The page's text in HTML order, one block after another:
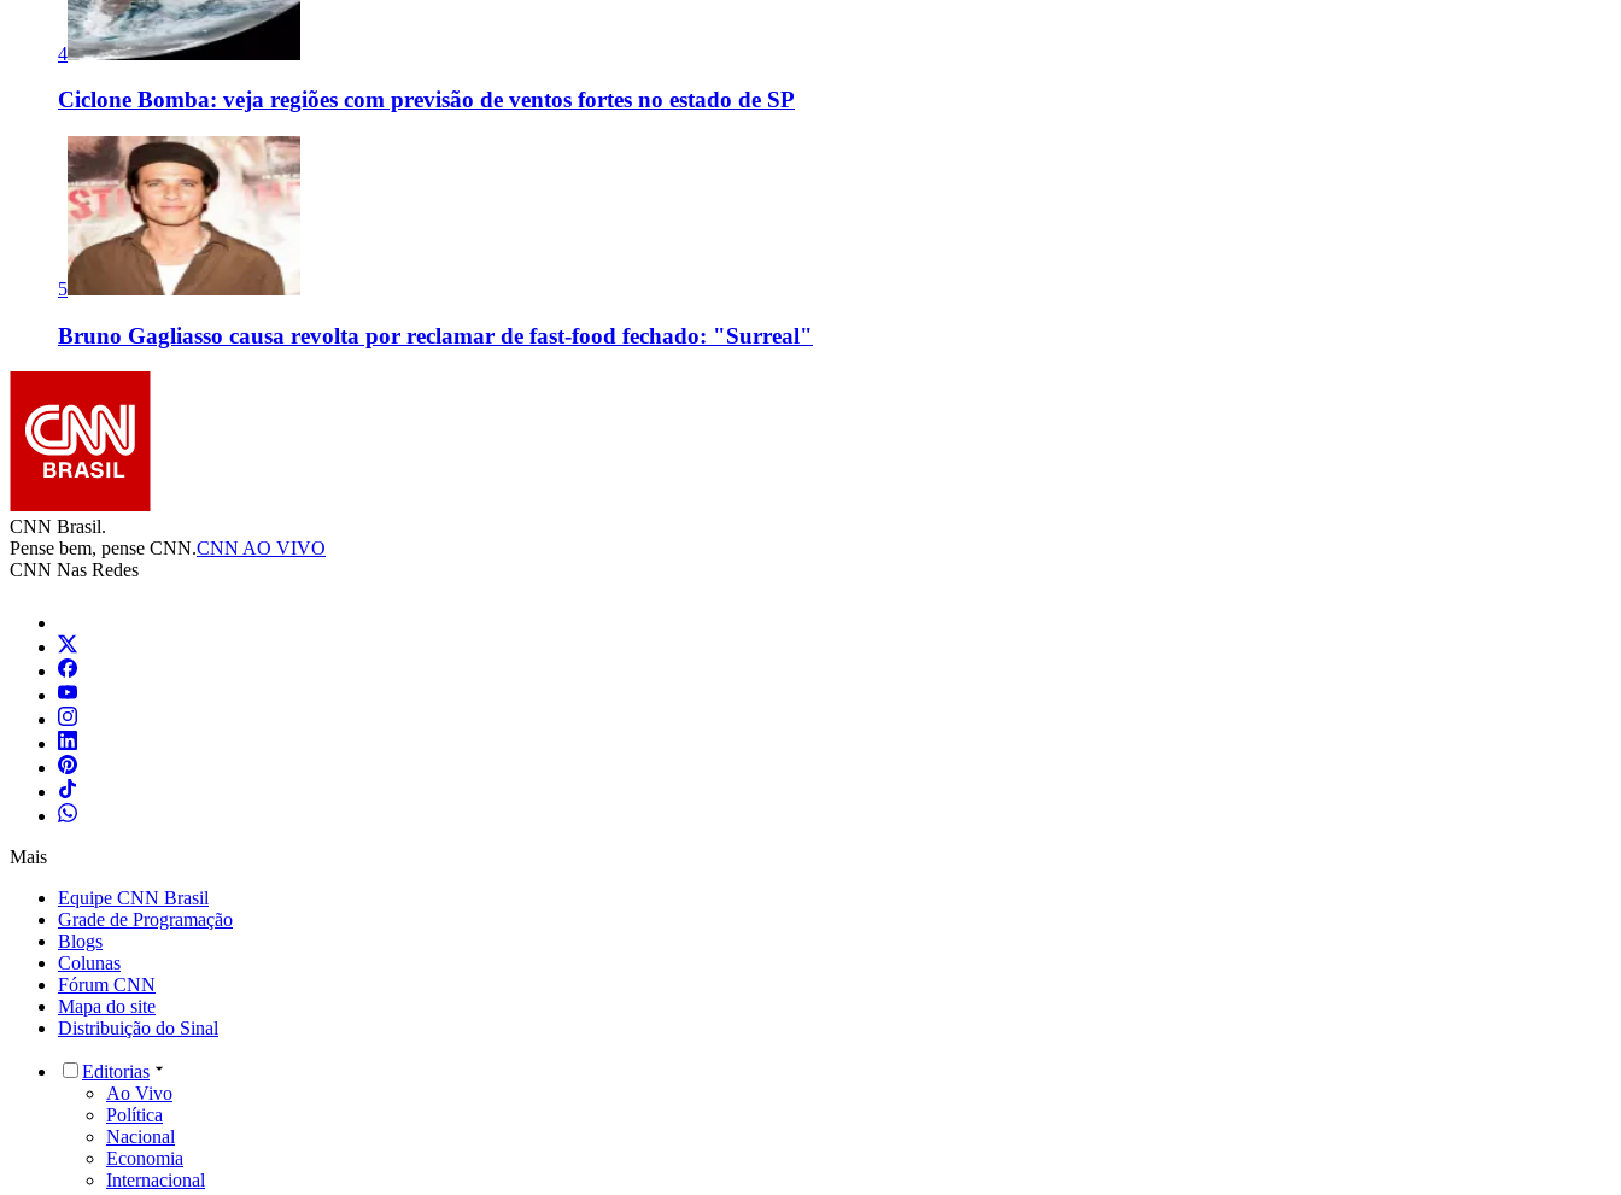
4
Ciclone Bomba: veja regiões com previsão de ventos fortes no estado de SP
5
Bruno Gagliasso causa revolta por reclamar de fast-food fechado: "Surreal"
CNN Brasil.
Pense bem, pense CNN.CNN AO VIVO
CNN Nas Redes
Mais
Equipe CNN Brasil
Grade de Programação
Blogs
Colunas
Fórum CNN
Mapa do site
Distribuição do Sinal
Editorias
Ao Vivo
Política
Nacional
Economia
Internacional